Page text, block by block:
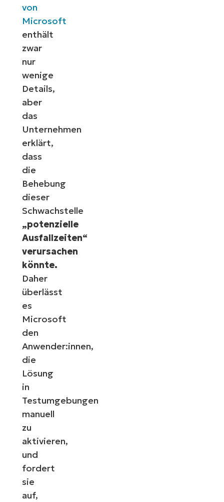
von
Microsoft
enthält
zwar
nur
wenige
Details,
aber
das
Unternehmen
erklärt,
dass
die
Behebung
dieser
Schwachstelle
„potenzielle
Ausfallzeiten“
verursachen
könnte.
Daher
überlässt
es
Microsoft
den
Anwender:innen,
die
Lösung
in
Testumgebungen
manuell
zu
aktivieren,
und
fordert
sie
auf,